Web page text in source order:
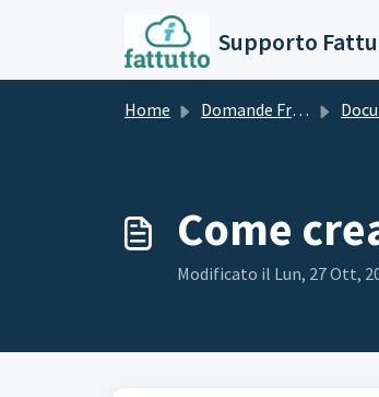
Salta al contenuto principale
Supporto
Home Domande Frequenti (FAQ)
Come
Modificato il Lun, 27 Ott,